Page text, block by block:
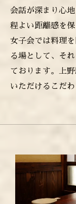
会話が深まり心
程よい距離感を
女子会では料理
る場として、そ
ております。上
いただけるこだ